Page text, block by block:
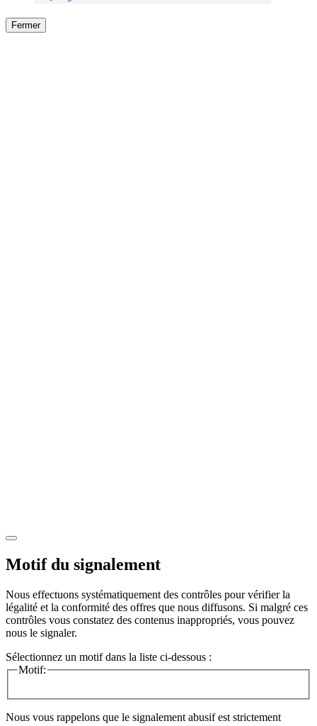
Fermer
Motif du signalement
Nous effectuons systématiquement des contrôles pour vérifier la
légalité et la conformité des offres que nous diffusons. Si malgré ces
contrôles vous constatez des contenus inappropriés, vous pouvez
nous le signaler.
Sélectionnez un motif dans la liste ci-dessous :
Motif:
Nous vous rappelons que le signalement abusif est strictement